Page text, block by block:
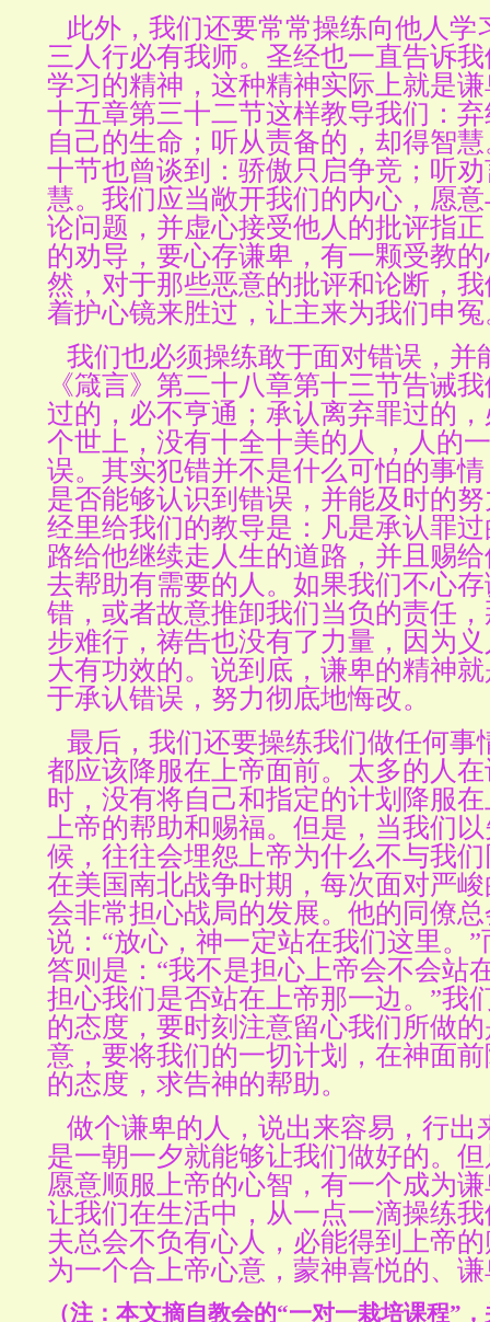
此外，我们还要常常操练向他人学
三人行必有我师。圣经也一直告诉
学习的精神，这种精神实际上就是
十五章第三十二节这样教导我们：
自己的生命；听从责备的，却得智
十节也曾谈到：骄傲只启争竞；听
慧。我们应当敞开我们的内心，愿
论问题，并虚心接受他人的批评指
的劝导，要心存谦卑，有一颗受教
然，对于那些恶意的批评和论断，
着护心镜来胜过，让主来为我们申
我们也必须操练敢于面对错误，并
《箴言》第二十八章第十三节告诫
过的，必不亨通；承认离弃罪过的
个世上，没有十全十美的人
，人的
误。其实犯错并不是什么可怕的事
是否能够认识到错误，并能及时的
经里给我们的教导是：凡是承认罪
路给他继续走人生的道路，并且赐
去帮助有需要的人。如果我们不心
错，或者故意推卸我们当负的责任
步难行，祷告也没有了力量，因为
大有功效的。说到底，谦卑的精神
于承认错误，努力彻底地悔改。
最后，我们还要操练我们做任何事
都应该降服在上帝面前。太多的人
时，没有将自己和指定的计划降服
上帝的帮助和赐福。但是，当我们
候，往往会埋怨上帝为什么不与我
在美国南北战争时期，每次面对严
会非常担心战局的发展。他的同僚
说：“放心，神一定站在我们这里。
答则是：“我不是担心上帝会不会站
担心我们是否站在上帝那一边。”我
的态度，要时刻注意留心我们所做
意，要将我们的一切计划，在神面
的态度，求告神的帮助。
做个谦卑的人，说出来容易，行出
是一朝一夕就能够让我们做好的。
愿意顺服上帝的心智，有一个成为
让我们在生活中，从一点一滴操练
夫总会不负有心人，必能得到上帝
为一个合上帝心意，蒙神喜悦的、
（注：本文摘自教会的“一对一栽培课程”